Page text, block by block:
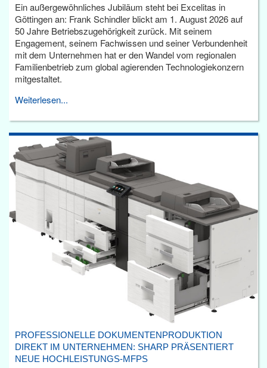
Ein außergewöhnliches Jubiläum steht bei Excelitas in
Göttingen an: Frank Schindler blickt am 1. August 2026 auf
50 Jahre Betriebszugehörigkeit zurück. Mit seinem
Engagement, seinem Fachwissen und seiner Verbundenheit
mit dem Unternehmen hat er den Wandel vom regionalen
Familienbetrieb zum global agierenden Technologiekonzern
mitgestaltet.
Weiterlesen...
PROFESSIONELLE DOKUMENTENPRODUKTION
DIREKT IM UNTERNEHMEN: SHARP PRÄSENTIERT
NEUE HOCHLEISTUNGS-MFPS